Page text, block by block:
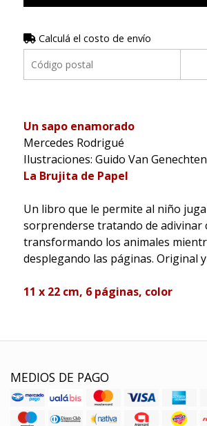
Calculá el costo de envío
Un sapo enamorado
Mercedes Rodrigué
Ilustraciones: Guido Van Genechten
La Brujita de Papel
Un libro que le permite al niño
sorprenderse tratando de adivinar
transformando los animales
desplegando las páginas. Original
11 x 22 cm, 6 páginas, color
MEDIOS DE PAGO